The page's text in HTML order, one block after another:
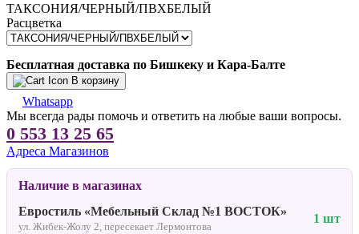
ТАКСОНИЯ/ЧЕРНЫЙ/ПВХБЕЛЫЙ
Расцветка
Бесплатная доставка по Бишкеку и Кара-Балте
В корзину
Whatsapp
Мы всегда рады помочь и ответить на любые ваши вопросы.
0 553 13 25 65
Адреса Магазинов
Наличие в магазинах
Евростиль «Мебельный Склад №1 ВОСТОК»
ул. Жибек-Жолу 2, пересекает Лермонтова
1 шт